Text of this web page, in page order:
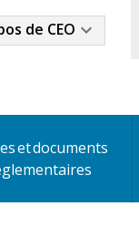
de CEO
et documents